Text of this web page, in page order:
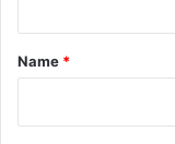
*
Name *